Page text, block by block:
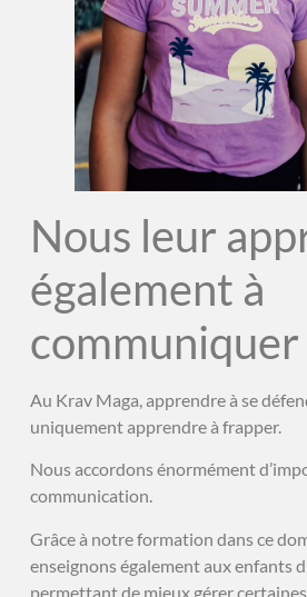
Nous leur
également à
communiquer
Au Krav Maga, apprendre à se
uniquement apprendre à frapper.
Nous accordons énormément
communication.
Grâce à notre formation dans ce
enseignons également aux enfants
permettant de mieux gérer